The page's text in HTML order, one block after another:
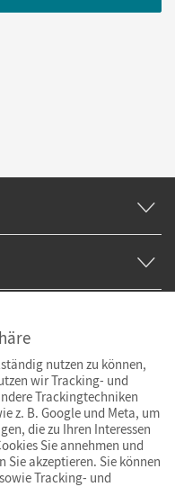
nutzen zu können,
wir Tracking- und
Trackingtechniken
z. B. Google und Meta, um
die zu Ihren Interessen
Sie annehmen und
Sie akzeptieren. Sie können
Tracking- und